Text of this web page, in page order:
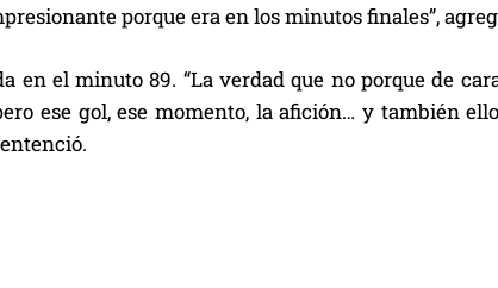
porque era en los minutos finales”,
en el minuto 89. “La verdad que no porque de
ese gol, ese momento, la afición… y también